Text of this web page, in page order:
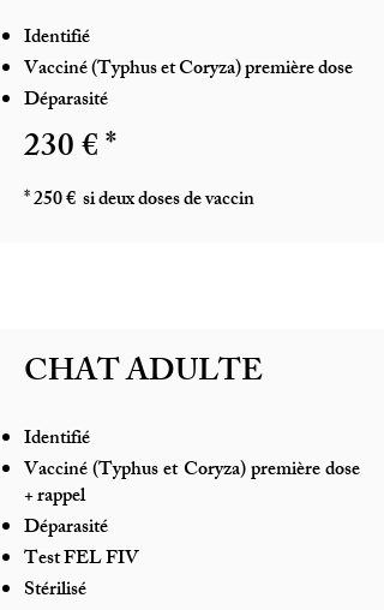
Identifié
Vacciné (Typhus et Coryza) première dose
Déparasité
230 € *
* 250€ si deux doses de vaccin
CHAT ADULTE
Identifié
Vacciné (Typhus et Coryza) première dose
+ rappel
Déparasité
Test FEL FIV
Stérilisé